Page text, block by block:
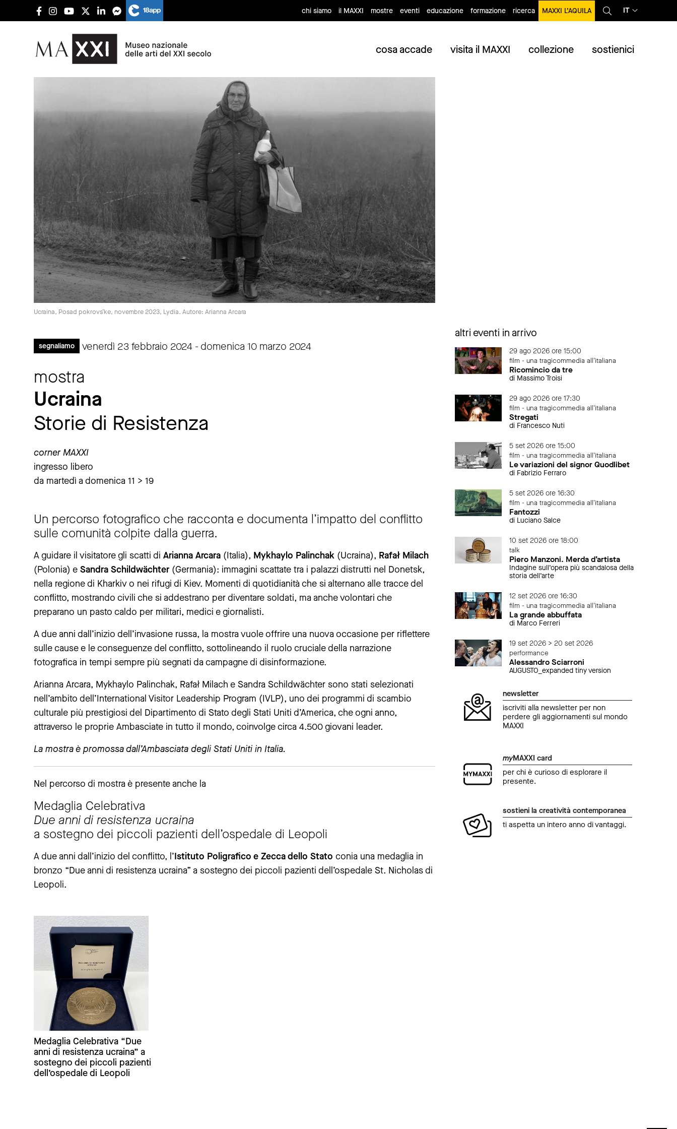
chi siamo il MAXXI mostre eventi educazione formazione ricerca MAXXI L’AQUILA IT
cosa accade visita il MAXXI collezione sostienici
Ucraina, Posad pokrovs’ke, novembre 2023, Lydia. Autore: Arianna Arcara
segnaliamo venerdì 23 febbraio 2024 - domenica 10 marzo 2024
mostra
Ucraina
Storie di Resistenza
corner MAXXI
ingresso libero
da martedì a domenica 11 > 19
Un percorso fotografico che racconta e documenta l’impatto del conflitto
sulle comunità colpite dalla guerra.
A guidare il visitatore gli scatti di Arianna Arcara (Italia), Mykhaylo Palinchak (Ucraina), Rafał Milach
(Polonia) e Sandra Schildwächter(Germania): immagini scattate tra i palazzi distrutti nel Donetsk,
nella regione di Kharkiv o nei rifugi di Kiev. Momenti di quotidianità che si alternano alle tracce del
conflitto, mostrando civili che si addestrano per diventare soldati, ma anche volontari che
preparano un pasto caldo per militari, medici e giornalisti.
A due anni dall’inizio dell’invasione russa, la mostra vuole offrire una nuova occasione per riflettere
sulle cause e le conseguenze del conflitto, sottolineando il ruolo cruciale della narrazione
fotografica in tempi sempre più segnati da campagne di disinformazione.
Arianna Arcara, Mykhaylo Palinchak, Rafał Milach e Sandra Schildwächter sono stati selezionati
nell’ambito dell’International Visitor Leadership Program (IVLP), uno dei programmi di scambio
culturale più prestigiosi del Dipartimento di Stato degli Stati Uniti d’America, che ogni anno,
attraverso le proprie Ambasciate in tutto il mondo, coinvolge circa 4.500 giovani leader.
La mostra è promossa dall’Ambasciata degli Stati Uniti in Italia.
Nel percorso di mostra è presente anche la
Medaglia Celebrativa
Due anni di resistenza ucraina
a sostegno dei piccoli pazienti dell’ospedale di Leopoli
A due anni dall’inizio del conflitto, l’Istituto Poligrafico e Zecca dello Stato conia una medaglia in
bronzo “Due anni di resistenza ucraina” a sostegno dei piccoli pazienti dell’ospedale St. Nicholas di
Leopoli.
Medaglia Celebrativa “Due
anni di resistenza ucraina” a
sostegno dei piccoli pazienti
dell’ospedale di Leopoli
altri eventi in arrivo
29 ago 2026 ore 15:00
film - una tragicommedia all'italiana
Ricomincio da tre
di Massimo Troisi
29 ago 2026 ore 17:30
film - una tragicommedia all'italiana
Stregati
di Francesco Nuti
5 set 2026 ore 15:00
film - una tragicommedia all'italiana
Le variazioni del signor Quodlibet
di Fabrizio Ferraro
5 set 2026 ore 16:30
film - una tragicommedia all'italiana
Fantozzi
di Luciano Salce
10 set 2026 ore 18:00
talk
Piero Manzoni. Merda d’artista
Indagine sull’opera più scandalosa della
storia dell’arte
12 set 2026 ore 16:30
film - una tragicommedia all'italiana
La grande abbuffata
di Marco Ferreri
19 set 2026 > 20 set 2026
performance
Alessandro Sciarroni
AUGUSTO_expanded tiny version
newsletter
iscriviti alla newsletter per non
perdere gli aggiornamenti sul mondo
MAXXI
myMAXXI card
per chi è curioso di esplorare il
presente.
sostieni la creatività contemporanea
ti aspetta un intero anno di vantaggi.